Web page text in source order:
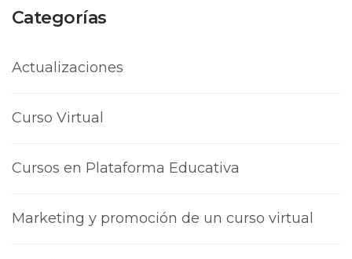
Categorías
Actualizaciones
Curso Virtual
Cursos en Plataforma Educativa
Marketing y promoción de un curso virtual